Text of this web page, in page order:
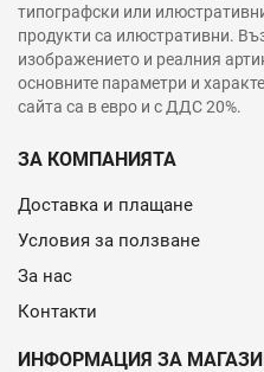
типографски или
продукти са илюстративни.
изображението и реалния
основните параметри и
сайта са в евро и с ДДС 20%.
ЗА КОМПАНИЯТА
Доставка и плащане
Условия за ползване
За нас
Контакти
ИНФОРМАЦИЯ ЗА